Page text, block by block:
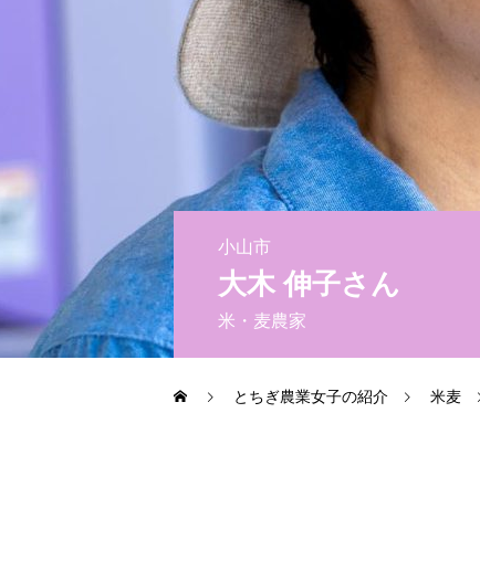
会員になる
お問い合わせ
小山市
大木 伸子さん
米・麦農家
とちぎ農業女子の紹介 米麦